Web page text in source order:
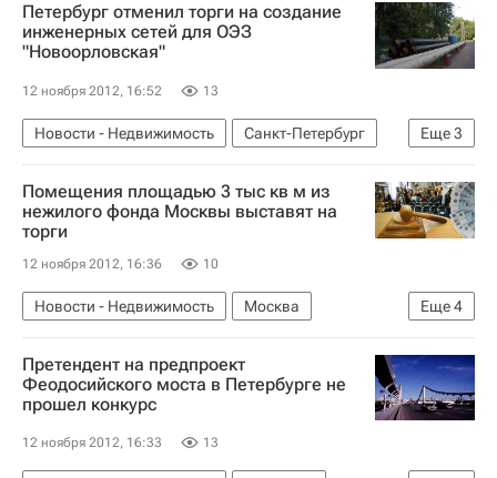
Петербург отменил торги на создание
инженерных сетей для ОЭЗ
"Новоорловская"
12 ноября 2012, 16:52 13
Еще3
Новости - Недвижимость
Санкт-Петербург
Инфраструктура
Аукцион Россия
Помещения площадью 3 тыс кв м из
нежилого фонда Москвы выставят на
торги
12 ноября 2012, 16:36 10
Еще4
Новости - Недвижимость
Москва
Российский аукционный дом (РАД)
Аукцион
Коммерческая недвижимость
Россия
Претендент на предпроект
Феодосийского моста в Петербурге не
прошел конкурс
12 ноября 2012, 16:33 13